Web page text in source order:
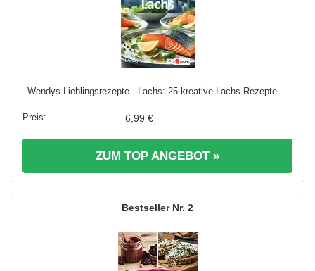
Wendys Lieblingsrezepte - Lachs: 25 kreative Lachs Rezepte ...
6,99 €
ZUM TOP ANGEBOT »
2